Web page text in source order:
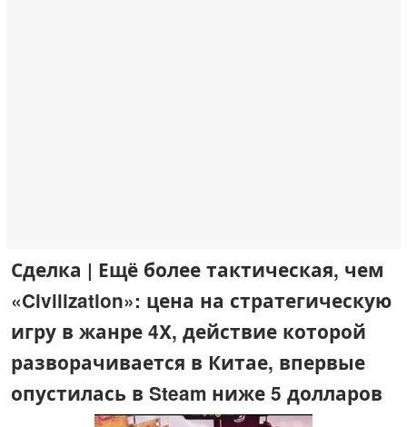
Сделка | Ещё более тактическая, чем
«Civilization»: цена на стратегическую
игру в жанре 4X, действие которой
разворачивается в Китае, впервые
опустилась в Steam ниже 5 долларов